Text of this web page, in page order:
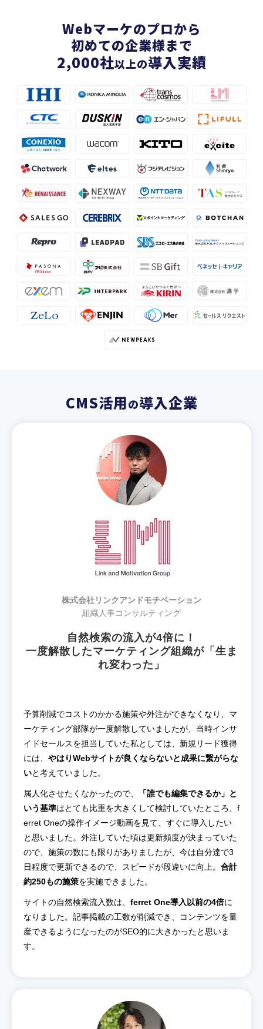
Webマーケのプロから
初めての企業様まで
2,000社以上の導入実績
CMS活用の導入企業
株式会社リンクアンドモチベーション
組織人事コンサルティング
自然検索の流入が4倍に！
一度解散したマーケティング組織が「生ま
れ変わった」
予算削減でコストのかかる施策や外注ができなくなり、マ
ーケティング部隊が一度解散していましたが、当時インサ
イドセールスを担当していた私としては、新規リード獲得
には、 やはりWebサイトが良くならないと成果に繋がらな
いと考えていました。
属人化させたくなかったので、
「誰でも編集できるか」と
いう基準はとても比重を大きくして検討していたところ、f
erret Oneの操作イメージ動画を見て、すぐに導入したい
と思いました。外注していた頃は更新頻度が決まっていた
ので、施策の数にも限りがありましたが、今は自分達で3
日程度で更新できるので、スピードが段違いに向上。 合計
約250もの施策を実施できました。
サイトの自然検索流入数は、 ferret One導入以前の4倍に
なりました。記事掲載の工数が削減でき、コンテンツを量
産できるようになったのがSEO的に大きかったと思いま
す。